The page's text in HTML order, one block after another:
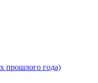
прошлого года)